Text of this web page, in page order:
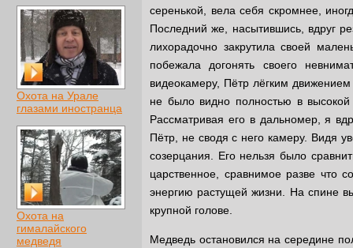
Охота на Урале
глазами иностранца
Охота на
гималайского
медведя
серенькой, вела себя скромнее,
Последний же, насытившись, вдруг
лихорадочно закрутила своей
побежала догонять своего
видеокамеру, Пётр лёгким
не было видно полностью в
Рассматривая его в дальномер, я
Пётр, не сводя с него камеру. Видя
созерцания. Его нельзя было
царственное, сравнимое разве что
энергию растущей жизни. На спине
крупной голове.
Медведь остановился на середине